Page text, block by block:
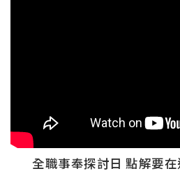
全職事奉探討日 點解要